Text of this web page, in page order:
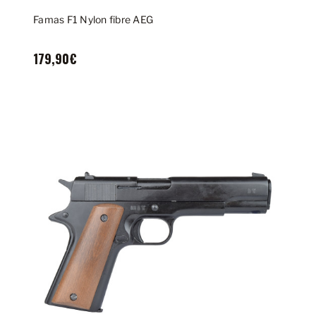
Famas F1 Nylon fibre AEG
179,90€